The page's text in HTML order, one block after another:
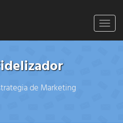
de Marketing